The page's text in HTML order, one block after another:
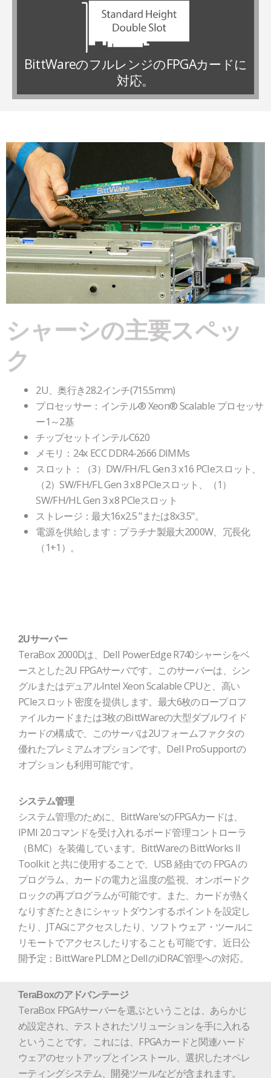
BittWareのフルレンジのFPGAカードに
対応。
シャーシの主要スペッ
ク
2U、奥行き28.2インチ(715.5mm)
プロセッサー：インテル® Xeon® Scalable プロセッサ
ー1～2基
チップセットインテルC620
メモリ：24x ECC DDR4-2666 DIMMs
スロット：（3）DW/FH/FL Gen 3 x16 PCIeスロット、
（2）SW/FH/FL Gen 3 x8 PCIeスロット、（1）
SW/FH/HL Gen 3 x8 PCIeスロット
ストレージ：最大16x2.5 "または8x3.5"。
電源を供給します：プラチナ製最大2000W、冗長化
（1+1）。
2Uサーバー
TeraBox 2000Dは、Dell PowerEdge R740シャーシをベ
ースとした2U FPGAサーバです。このサーバーは、シン
グルまたはデュアルIntel Xeon Scalable CPUと、高い
PCIeスロット密度を提供します。最大6枚のロープロフ
ァイルカードまたは3枚のBittWareの大型ダブルワイド
カードの構成で、このサーバは2Uフォームファクタの
優れたプレミアムオプションです。Dell ProSupportの
オプションも利用可能です。
システム管理
システム管理のために、BittWare'sのFPGAカードは、
IPMI 2.0コマンドを受け入れるボード管理コントローラ
（BMC）を装備しています。BittWareの BittWorks II
Toolkit と共に使用することで、USB 経由での FPGA の
プログラム、カードの電力と温度の監視、オンボードク
ロックの再プログラムが可能です。また、カードが熱く
なりすぎたときにシャットダウンするポイントを設定し
たり、JTAGにアクセスしたり、ソフトウェア・ツールに
リモートでアクセスしたりすることも可能です。近日公
開予定：BittWare PLDMとDellのiDRAC管理への対応。
TeraBoxのアドバンテージ
TeraBox FPGAサーバーを選ぶということは、あらかじ
め設定され、テストされたソリューションを手に入れる
ということです。これには、FPGAカードと関連ハード
ウェアのセットアップとインストール、選択したオペレ
ーティングシステム、開発ツールなどが含まれます。